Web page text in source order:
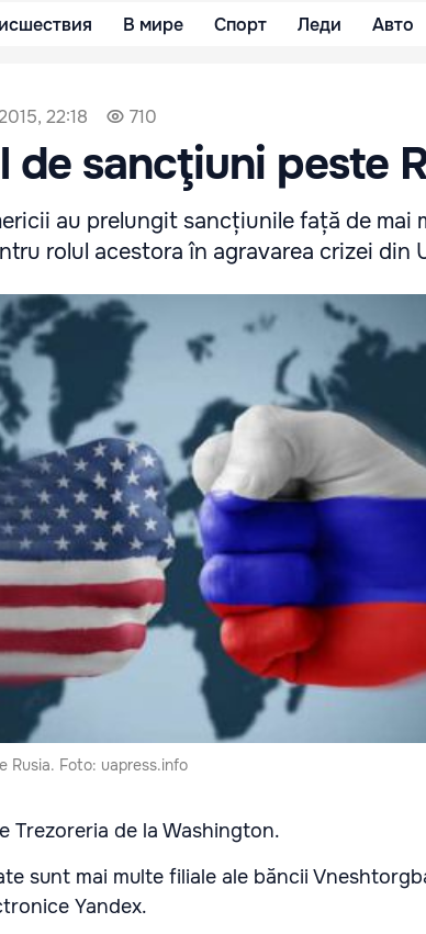
В мире Спорт Леди Авто
22:18 710
de sancţiuni peste
au prelungit sancțiunile față de mai
rolul acestora în agravarea crizei din
Rusia. Foto: uapress.info
Trezoreria de la Washington.
sunt mai multe filiale ale băncii
Yandex.